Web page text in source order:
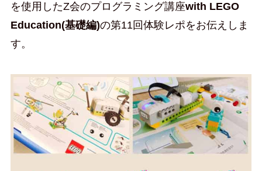
を使用したZ会のプログラミング講座with LEGO
Education(基礎編)の第11回体験レポをお伝えしま
す。